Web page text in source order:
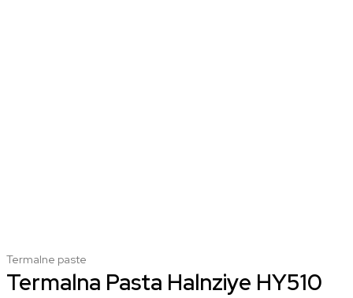
Termalne paste
Termalna Pasta Halnziye HY510